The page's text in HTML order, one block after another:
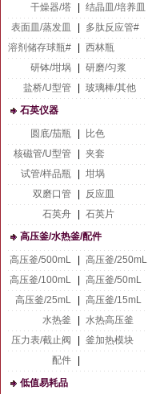
干燥器/塔
结晶皿/培养皿
表面皿/蒸发皿
多肽反应管#
溶剂储存球瓶#
西林瓶
研钵/坩埚
研磨/匀浆
盐桥/U型管
玻璃棒/其他
石英仪器
圆底/茄瓶
比色
核磁管/U型管
夹套
试管/样品瓶
坩埚
双磨口管
反应皿
石英舟
石英片
高压釜/水热釜/配件
高压釜/500mL
高压釜/250mL
高压釜/100mL
高压釜/50mL
高压釜/25mL
高压釜/15mL
水热釜
水热高压釜
压力表/截止阀
釜加热模块
配件
低值易耗品